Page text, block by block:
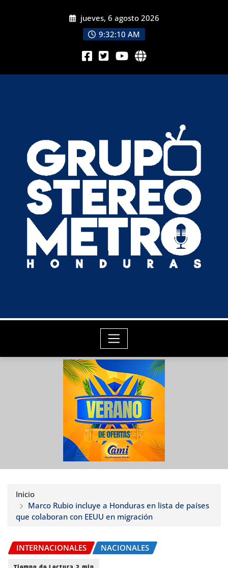
jueves, 6 agosto 2026
9:32:11 AM
Inicio
Marco Rubio incluye a Honduras en lista de países
que colaboran con EEUU en migración
INTERNACIONALES NACIONALES